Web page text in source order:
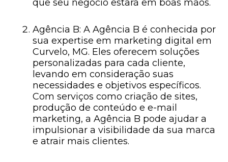
que seu negócio estará em boas mãos.
Agência B: A Agência B é conhecida por
sua expertise em marketing digital em
Curvelo, MG. Eles oferecem soluções
personalizadas para cada cliente,
levando em consideração suas
necessidades e objetivos específicos.
Com serviços como criação de sites,
produção de conteúdo e e-mail
marketing, a Agência B pode ajudar a
impulsionar a visibilidade da sua marca
e atrair mais clientes.